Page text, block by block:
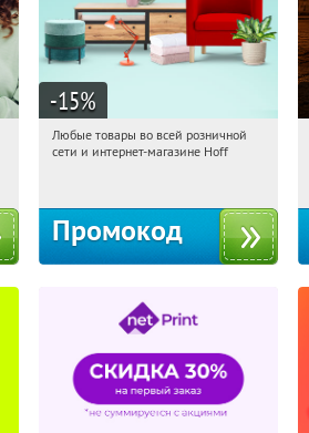
-15%
06:30:04 Получили:
Любые товары во всей розничной
сети и интернет-магазине Hoff
Промокод